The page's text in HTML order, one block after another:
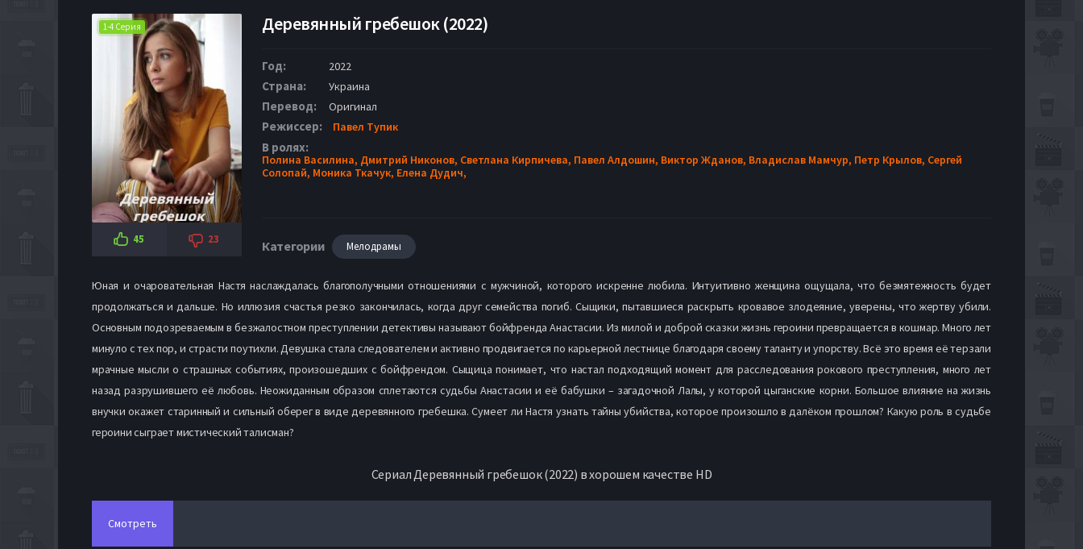
1-4 Серия
45 23
Деревянный гребешок (2022)
Год: 2022
Страна: Украина
Перевод: Оригинал
Режиссер: Павел Тупик
В ролях:
Полина Василина, Дмитрий Никонов, Светлана Кирпичева, Павел Алдошин, Виктор Жданов, Владислав Мамчур, Петр Крылов, Сергей
Солопай, Моника Ткачук, Елена Дудич,
Категории Мелодрамы
Юная и очаровательная Настя наслаждалась благополучными отношениями с мужчиной, которого искренне любила. Интуитивно женщина ощущала, что безмятежность будет
продолжаться и дальше. Но иллюзия счастья резко закончилась, когда друг семейства погиб. Сыщики, пытавшиеся раскрыть кровавое злодеяние, уверены, что жертву убили.
Основным подозреваемым в безжалостном преступлении детективы называют бойфренда Анастасии. Из милой и доброй сказки жизнь героини превращается в кошмар. Много лет
минуло с тех пор, и страсти поутихли. Девушка стала следователем и активно продвигается по карьерной лестнице благодаря своему таланту и упорству. Всё это время её терзали
мрачные мысли о страшных событиях, произошедших с бойфрендом. Сыщица понимает, что настал подходящий момент для расследования рокового преступления, много лет
назад разрушившего её любовь. Неожиданным образом сплетаются судьбы Анастасии и её бабушки – загадочной Лалы, у которой цыганские корни. Большое влияние на жизнь
внучки окажет старинный и сильный оберег в виде деревянного гребешка. Сумеет ли Настя узнать тайны убийства, которое произошло в далёком прошлом? Какую роль в судьбе
героини сыграет мистический талисман?
Сериал Деревянный гребешок (2022) в хорошем качестве HD
Смотреть